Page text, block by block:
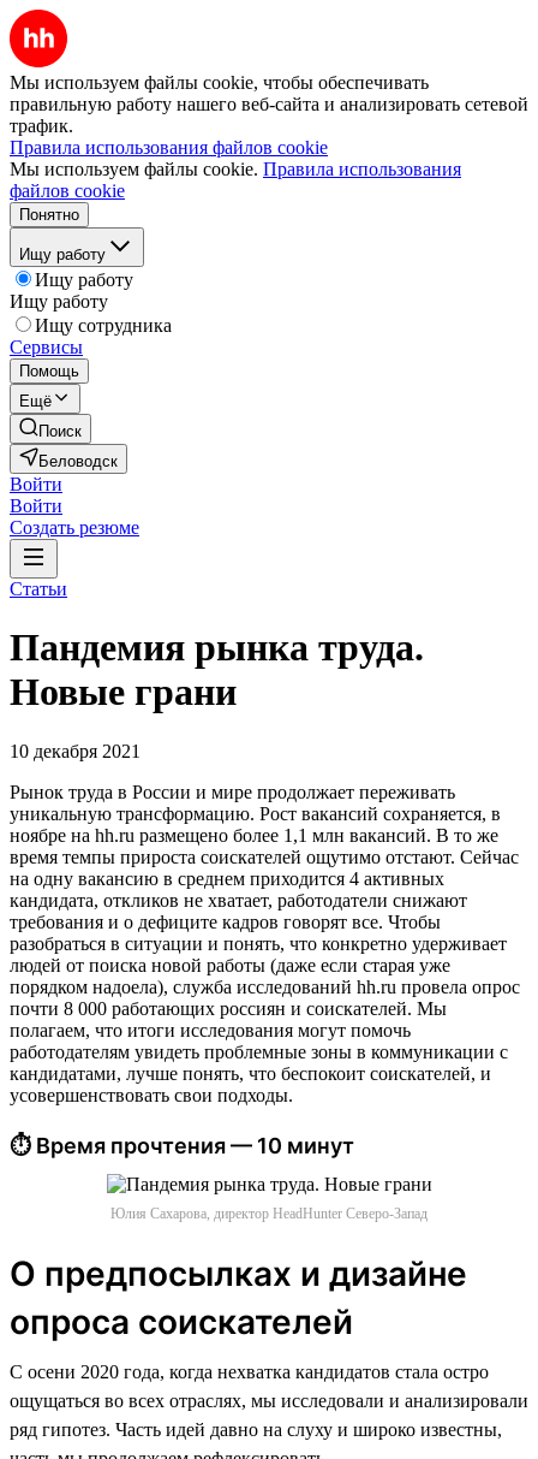
Мы используем файлы cookie, чтобы обеспечивать
правильную работу нашего веб-сайта и анализировать сетевой
трафик.
Правила использования файлов cookie
Мы используем файлы cookie. Правила использования
файлов cookie
Понятно
Ищу работу
Ищу работу
Ищу работу
Ищу сотрудника
Сервисы
Помощь
Ещё
Поиск
Беловодск
Войти
Войти
Создать резюме
Статьи
Пандемия рынка труда.
Новые грани
10 декабря 2021
Рынок труда в России и мире продолжает переживать
уникальную трансформацию. Рост вакансий сохраняется, в
ноябре на hh.ru размещено более 1,1 млн вакансий. В то же
время темпы прироста соискателей ощутимо отстают. Сейчас
на одну вакансию в среднем приходится 4 активных
кандидата, откликов не хватает, работодатели снижают
требования и о дефиците кадров говорят все. Чтобы
разобраться в ситуации и понять, что конкретно удерживает
людей от поиска новой работы (даже если старая уже
порядком надоела), служба исследований hh.ru провела опрос
почти 8 000 работающих россиян и соискателей. Мы
полагаем, что итоги исследования могут помочь
работодателям увидеть проблемные зоны в коммуникации с
кандидатами, лучше понять, что беспокоит соискателей, и
усовершенствовать свои подходы.
⏱ Время прочтения — 10 минут
Юлия Сахарова, директор HeadHunter Северо-Запад
О предпосылках и дизайне
опроса соискателей
С осени 2020 года, когда нехватка кандидатов стала остро
ощущаться во всех отраслях, мы исследовали и анализировали
ряд гипотез. Часть идей давно на слуху и широко известны,